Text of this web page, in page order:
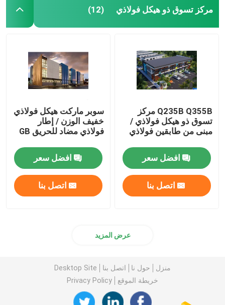
مركز تسوق ذو هيكل فولاذي (12)
Q235B Q355B مركز
تسوق ذو هيكل فولاذي /
مبنى من طابقين فولاذي
افضل سعر
اتصل بنا
سوبر ماركت هيكل فولاذي
خفيف الوزن / إطار
فولاذي مضاد للحريق GB
افضل سعر
اتصل بنا
عرض المزيد
منزل حول نا اتصل بنا
Desktop Site
خريطة الموقع
Privacy Policy